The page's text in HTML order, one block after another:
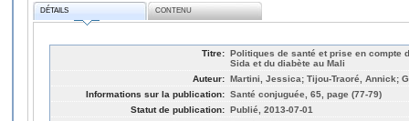
DÉTAILS CONTENU
Titre: Politiques de santé et prise en compte
Sida et du diabète au Mali
Auteur: Martini, Jessica; Tijou-Traoré, Annick;
Informations sur la publication: Santé conjuguée, 65, page (77-79)
Statut de publication: Publié, 2013-07-01